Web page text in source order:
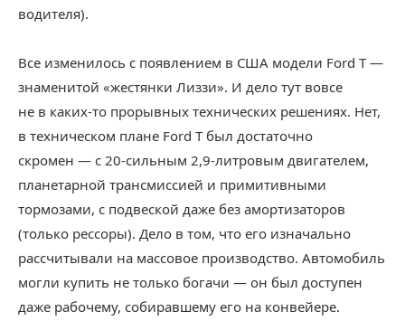
водителя).
Все изменилось с появлением в США модели Ford T —
знаменитой «жестянки Лиззи». И дело тут вовсе
не в каких-то прорывных технических решениях. Нет,
в техническом плане Ford T был достаточно
скромен — с 20-сильным 2,9-литровым двигателем,
планетарной трансмиссией и примитивными
тормозами, с подвеской даже без амортизаторов
(только рессоры). Дело в том, что его изначально
рассчитывали на массовое производство. Автомобиль
могли купить не только богачи — он был доступен
даже рабочему, собиравшему его на конвейере.